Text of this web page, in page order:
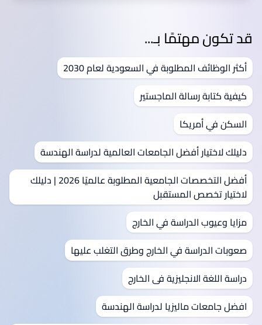
قد تكون مهتمًا بـ...
أكثر الوظائف المطلوبة في السعودية لعام 2030
كيفية كتابة رسالة الماجستير
السكن في أمريكا
دليلك لاختيار أفضل الجامعات العالمية لدراسة الهندسة
أفضل التخصصات الجامعية المطلوبة عالميًا 2026 | دليلك
لاختيار تخصص المستقبل
مزايا وعيوب الدراسة في الخارج
صعوبات الدراسة في الخارج وطرق التغلب عليها
دراسة اللغة الانجليزية فى الخارج
افضل جامعات ماليزيا لدراسة الهندسة